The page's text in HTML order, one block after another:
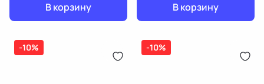
В корзину
В корзину
-10% -10%